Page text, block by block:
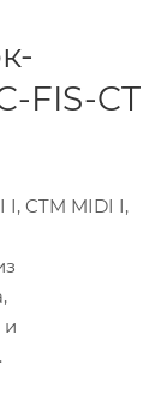
FIS-CT
I, CTM MIDI I,
и